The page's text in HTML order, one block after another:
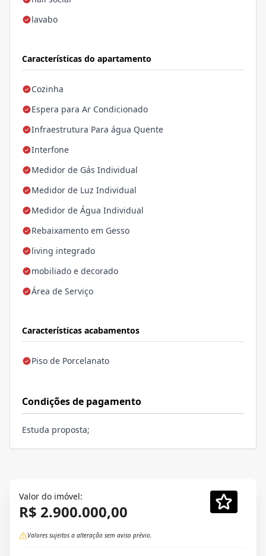
lavabo
Características do apartamento
Cozinha
Espera para Ar Condicionado
Infraestrutura Para água Quente
Interfone
Medidor de Gás Individual
Medidor de Luz Individual
Medidor de Água Individual
Rebaixamento em Gesso
living integrado
mobiliado e decorado
Área de Serviço
Características acabamentos
Piso de Porcelanato
Condições de pagamento
Estuda proposta;
Valor do imóvel:
R$ 2.900.000,00
Valores sujeitos a alteração sem aviso prévio.